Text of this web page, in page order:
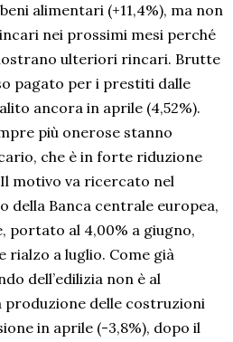
alimentari (+11,4%), ma non
nei prossimi mesi perché
ulteriori rincari. Brutte
pagato per i prestiti dalle
ancora in aprile (4,52%).
più onerose stanno
che è in forte riduzione
motivo va ricercato nel
della Banca centrale europea,
portato al 4,00% a giugno,
a luglio. Come già
dell’edilizia non è al
produzione delle costruzioni
in aprile (-3,8%), dopo il